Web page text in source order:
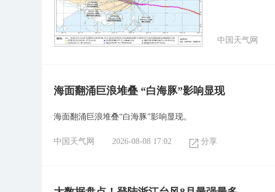
中国天气网
海面翻涌巨浪堆叠 “白海豚”影响显现
海面翻涌巨浪堆叠“白海豚”影响显现。
中国天气网 2026-08-08 17:02 分享